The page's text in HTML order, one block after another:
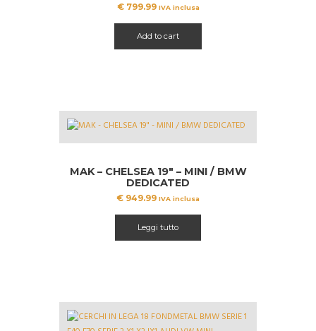
€799.99 IVA inclusa
Add to cart
MAK – CHELSEA 19″ – MINI / BMW
DEDICATED
€ 949.99 IVA inclusa
Leggi tutto